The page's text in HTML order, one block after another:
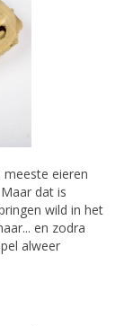
meeste eieren
dat is
wild in het
en zodra
alweer